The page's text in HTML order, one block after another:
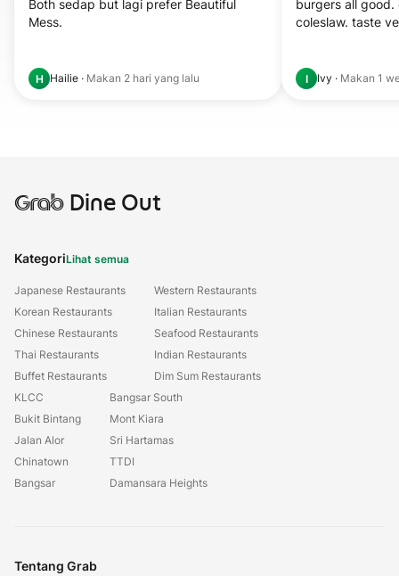
Both sedap but lagi prefer Beautiful
Mess.
H Hailie · Makan 2 hari yang lalu
burgers all
coleslaw. taste
I Ivy · Makan 1
GrabDine Out
KategoriLihat semua
Japanese Restaurants
Korean Restaurants
Chinese Restaurants
Thai Restaurants
Buffet Restaurants
Western Restaurants
Italian Restaurants
Seafood Restaurants
Indian Restaurants
Dim Sum Restaurants
KLCC
Bukit Bintang
Jalan Alor
Chinatown
Bangsar
Bangsar South
Mont Kiara
Sri Hartamas
TTDI
Damansara Heights
Tentang Grab